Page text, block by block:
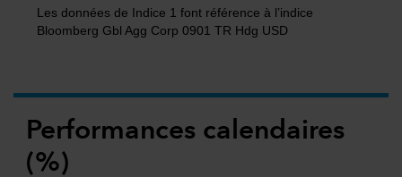
Les données de Indice 1 font référence à l’indice
Bloomberg Gbl Agg Corp 0901 TR Hdg USD
Performances calendaires
(%)